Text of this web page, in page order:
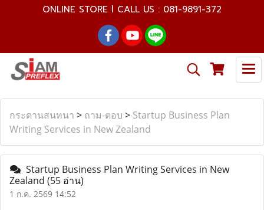
ONLINE STORE l CALL US : 081-9891-372
กระดานสนทนา > ถาม-ตอบ > Startup Business Plan
Writing Services in New Zealand
Startup Business Plan Writing Services in New
Zealand (55 อ่าน)
1 ก.ค. 2569 14:52